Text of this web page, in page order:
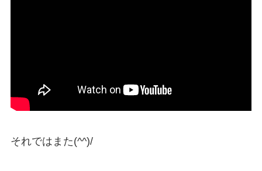
それではまた(^^)/